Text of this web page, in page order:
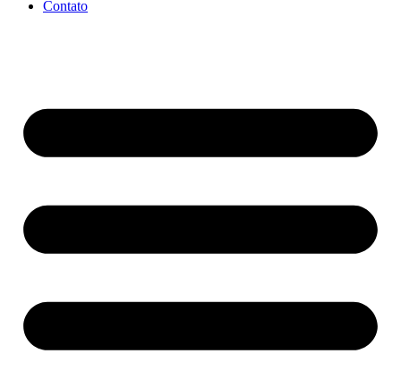
Contato